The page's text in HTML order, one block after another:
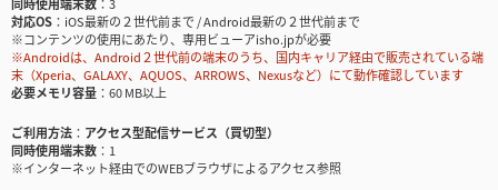
対応OS
iOS最新の２世代前まで / Android最新の２世代前まで
※コンテンツの使用にあたり、専用ビューアisho.jpが必要
※Androidは、Android２世代前の端末のうち、国内キャリア経由で販売されている端
末（Xperia、GALAXY、AQUOS、ARROWS、Nexusなど）にて動作確認しています
必要メモリ容量
60 MB以上
ご利用方法
アクセス型配信サービス（買切型）
同時使用端末数
1
※インターネット経由でのWEBブラウザによるアクセス参照